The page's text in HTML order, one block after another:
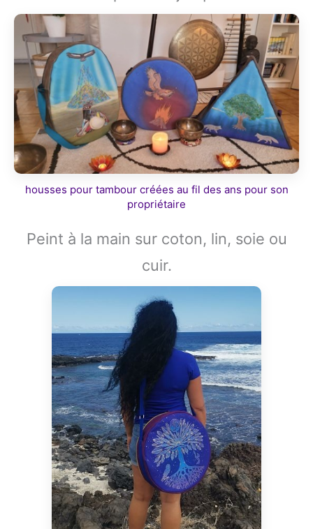
housses pour tambour créées au fil des ans pour son
propriétaire
Peint à la main sur coton, lin, soie ou
cuir.